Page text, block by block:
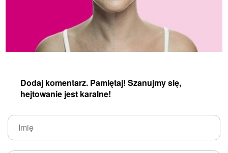
Dodaj komentarz. Pamiętaj! Szanujmy się,
hejtowanie jest karalne!